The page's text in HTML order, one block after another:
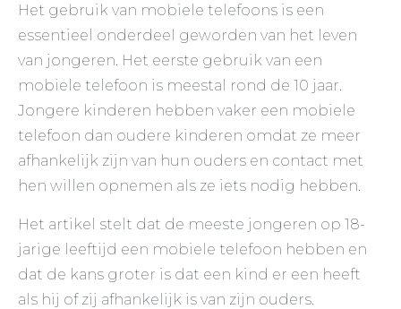
Het gebruik van mobiele telefoons is een
essentieel onderdeel geworden van het leven
van jongeren. Het eerste gebruik van een
mobiele telefoon is meestal rond de 10 jaar.
Jongere kinderen hebben vaker een mobiele
telefoon dan oudere kinderen omdat ze meer
afhankelijk zijn van hun ouders en contact met
hen willen opnemen als ze iets nodig hebben.
Het artikel stelt dat de meeste jongeren op 18-
jarige leeftijd een mobiele telefoon hebben en
dat de kans groter is dat een kind er een heeft
als hij of zij afhankelijk is van zijn ouders.